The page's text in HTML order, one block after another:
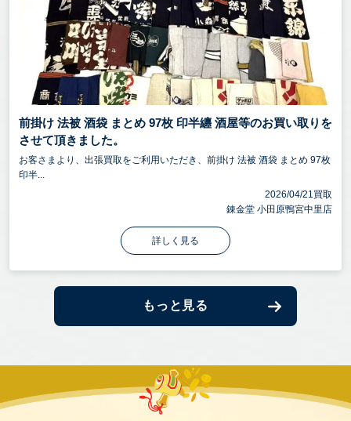
前掛け 法被 酒袋 まとめ 97枚 印半纏 酒屋等のお買い取りを
させて頂きました。
お客さまより、出張買取をご利用いただき、前掛け 法被 酒袋 まとめ 97枚
印半...
2026/04/21買取
錬金堂 小田原鴨宮中里店
詳しく見る
もっと見る